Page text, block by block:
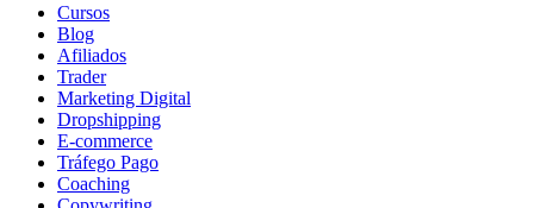
Cursos
Blog
Afiliados
Trader
Marketing Digital
Dropshipping
E-commerce
Tráfego Pago
Coaching